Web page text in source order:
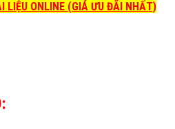
LIỆU ONLINE (GIÁ ƯU ĐÃI NHẤT)